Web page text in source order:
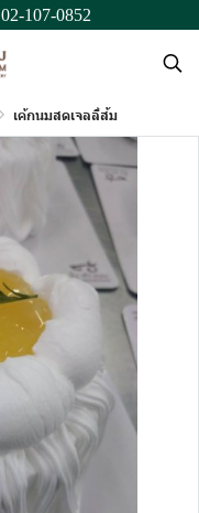
02-107-0852
เค้กนมสดเจลลี่ส้ม